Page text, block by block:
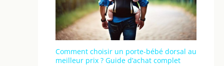
Comment choisir un porte-bébé dorsal au
meilleur prix ? Guide d’achat complet